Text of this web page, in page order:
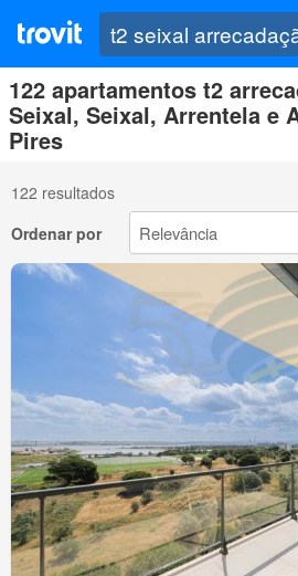
122 apartamentos t2
Seixal, Seixal, Arrentela e
Pires
122 resultados
Ordenar por